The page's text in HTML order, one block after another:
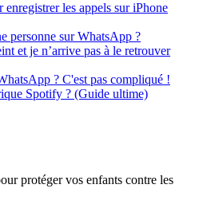
les appels sur iPhone
personne sur WhatsApp ?
et je n’arrive pas à le retrouver
? C'est pas compliqué !
Spotify ? (Guide ultime)
protéger vos enfants contre les